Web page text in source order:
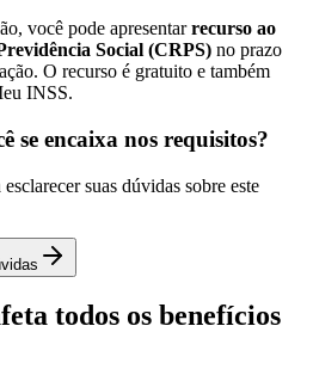
você pode apresentar recurso ao
Social (CRPS) no prazo
O recurso é gratuito e também
INSS.
se encaixa nos requisitos?
suas dúvidas sobre este
todos os benefícios